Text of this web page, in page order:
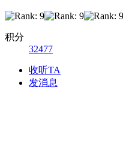
积分
32477
收听TA
发消息